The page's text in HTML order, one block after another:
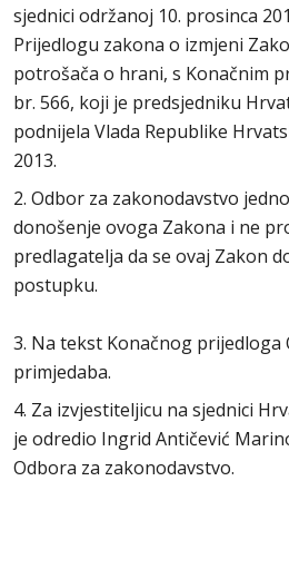
sjednici održanoj 10. prosinca
Prijedlogu zakona o izmjeni
potrošača o hrani, s Konačnim
br. 566, koji je predsjedniku
podnijela Vlada Republike
2013.
2. Odbor za zakonodavstvo
donošenje ovoga Zakona i ne
predlagatelja da se ovaj Zakon
postupku.
3. Na tekst Konačnog prijedloga
primjedaba.
4. Za izvjestiteljicu na sjednici
je odredio Ingrid Antičević
Odbora za zakonodavstvo.